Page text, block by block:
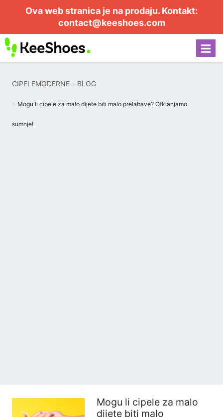
Ova web stranica je na prodaju. Kontakt:
contact@keeshoes.com
CIPELEMODERNE BLOG
Mogu li cipele za malo dijete biti malo prelabave? Otklanjamo
sumnje!
Mogu li cipele za malo
dijete biti malo